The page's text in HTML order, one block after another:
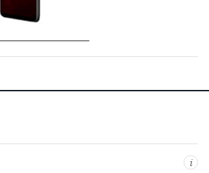
i